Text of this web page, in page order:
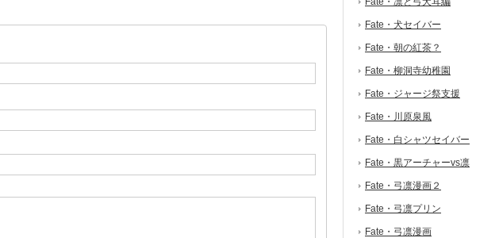
Fate・犬セイバー
Fate・朝の紅茶？
Fate・柳洞寺幼稚園
Fate・ジャージ祭支援
Fate・川原泉風
Fate・白シャツセイバー
Fate・黒アーチャーvs凛
Fate・弓凛漫画２
Fate・弓凛プリン
Fate・弓凛漫画